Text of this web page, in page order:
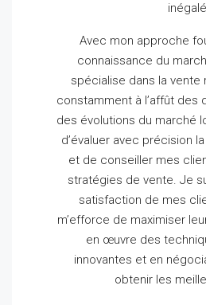
Avec mon approche
connaissance du
spécialise dans la vente
constamment à l’affût des
des évolutions du marché
d’évaluer avec précision
et de conseiller mes
stratégies de vente.Je
satisfaction de mes
m’efforce de maximiser
en œuvre des
innovantes et en
obtenir les